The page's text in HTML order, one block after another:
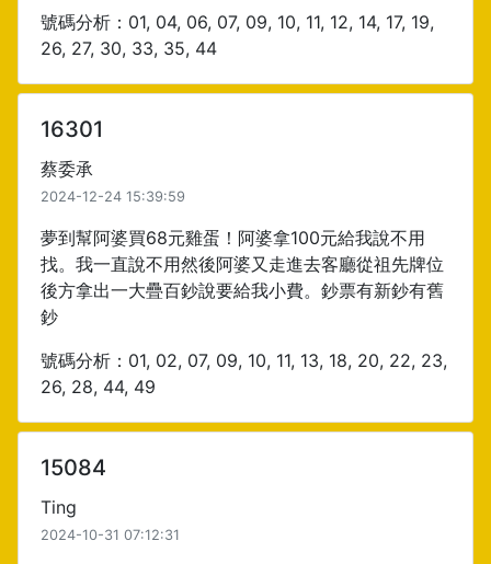
號碼分析：01, 04, 06, 07, 09, 10, 11, 12, 14, 17, 19,
26, 27, 30, 33, 35, 44
16301
蔡委承
2024-12-24 15:39:59
夢到幫阿婆買68元雞蛋！阿婆拿100元給我說不用
找。我一直說不用然後阿婆又走進去客廳從祖先牌位
後方拿出一大疊百鈔說要給我小費。鈔票有新鈔有舊
鈔
號碼分析：01, 02, 07, 09, 10, 11, 13, 18, 20, 22, 23,
26, 28, 44, 49
15084
Ting
2024-10-31 07:12:31